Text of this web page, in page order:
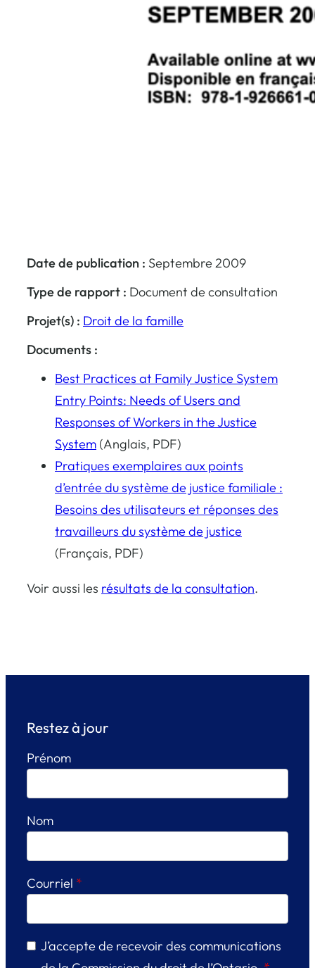
Date de publication : Septembre 2009
Type de rapport : Document de consultation
Projet(s) : Droit de la famille
Documents :
Best Practices at Family Justice System
Entry Points: Needs of Users and
Responses of Workers in the Justice
System (Anglais, PDF)
Pratiques exemplaires aux points
d’entrée du système de justice familiale :
Besoins des utilisateurs et réponses des
travailleurs du système de justice
(Français, PDF)
Voir aussi les résultats de la consultation.
Restez à jour
Prénom
Nom
Courriel *
J’accepte de recevoir des communications